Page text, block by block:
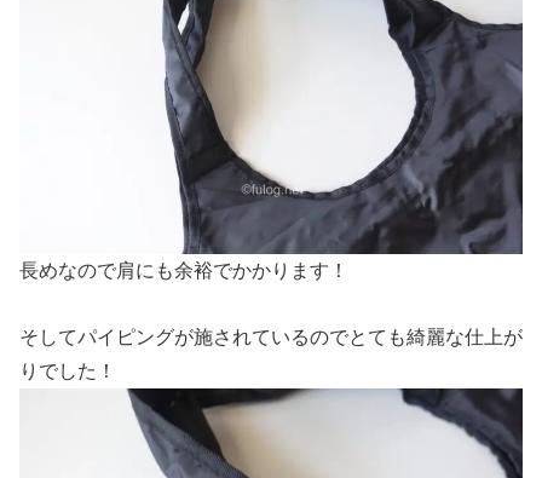
長めなので肩にも余裕でかかります！
そしてパイピングが施されているのでとても綺麗な仕上が
りでした！